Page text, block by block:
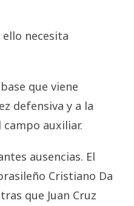
necesita
que viene
defensiva y a la
auxiliar.
ausencias. El
Cristiano Da
que Juan Cruz